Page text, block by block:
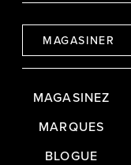
MAGASINER
MAGASINEZ
MARQUES
BLOGUE